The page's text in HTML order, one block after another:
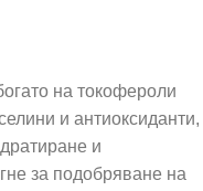
на токофероли
и антиоксиданти,
и
за подобряване на